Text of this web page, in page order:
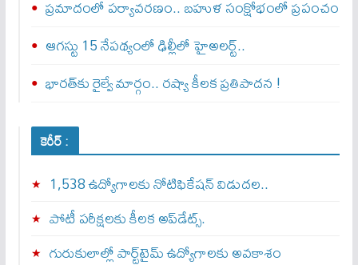
ప్రమాదంలో పర్యావరణం.. బహుళ సంక్షోభంలో ప్రపంచం
ఆగస్టు 15 నేపథ్యంలో ఢిల్లీలో హైఅలర్ట్..
భారత్‌కు రైల్వే మార్గం.. రష్యా కీలక ప్రతిపాదన !
కెరీర్ :
1,538 ఉద్యోగాలకు నోటిఫికేషన్ విడుదల..
పోటీ పరీక్షలకు కీలక అప్‌డేట్స్.
గురుకులాల్లో పార్ట్‌టైమ్ ఉద్యోగాలకు అవకాశం